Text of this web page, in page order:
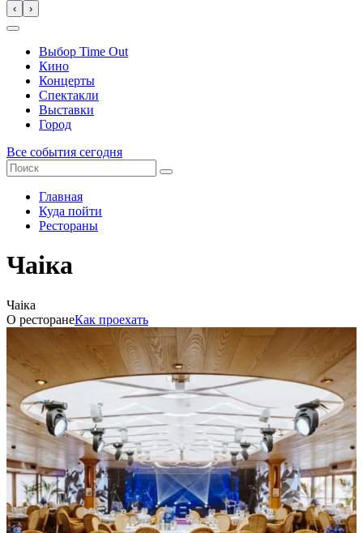
‹ ›
Выбор Time Out
Кино
Концерты
Спектакли
Выставки
Город
Все события сегодня
Главная
Куда пойти
Рестораны
Чаiка
Чаiка
О ресторанеКак проехать